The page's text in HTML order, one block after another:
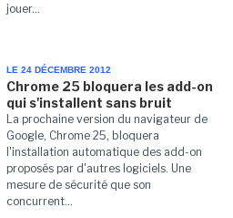
jouer...
LE 24 DÉCEMBRE 2012
Chrome 25 bloquera les add-on
qui s'installent sans bruit
La prochaine version du navigateur de
Google, Chrome 25, bloquera
l'installation automatique des add-on
proposés par d'autres logiciels. Une
mesure de sécurité que son
concurrent...